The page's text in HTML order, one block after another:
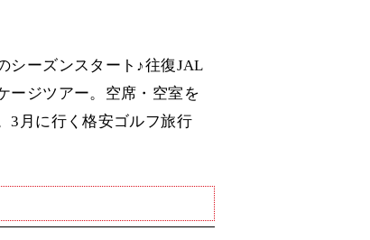
シーズンスタート♪往復JAL
ージツアー。空席・空室を
3月に行く格安ゴルフ旅行